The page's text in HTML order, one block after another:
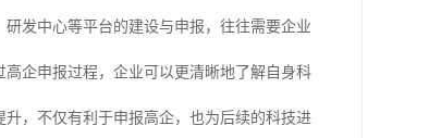
发中心等平台的建设与申报，往往需要企业
企申报过程，企业可以更清晰地了解自身科
，不仅有利于申报高企，也为后续的科技进